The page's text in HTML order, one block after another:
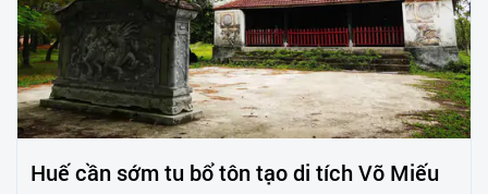
Huế cần sớm tu bổ tôn tạo di tích Võ Miếu